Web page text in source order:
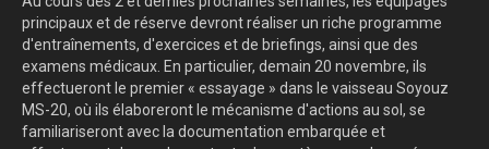
principaux et de réserve devront réaliser un riche programme
d'entraînements, d'exercices et de briefings, ainsi que des
examens médicaux. En particulier, demain 20 novembre, ils
effectueront le premier « essayage » dans le vaisseau Soyouz
MS-20, où ils élaboreront le mécanisme d'actions au sol, se
familiariseront avec la documentation embarquée et